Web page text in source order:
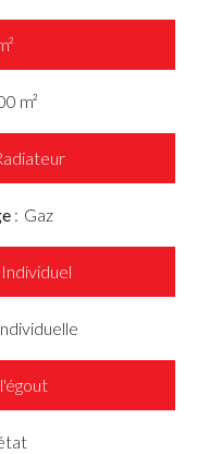
m²
Gaz
Individuel